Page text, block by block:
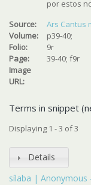
por estos
Source:
Ars Cantus
Volume:
p39-40;
Folio:
9r
Page:
39-40; f9r
Image
URL:
Terms in snippet
Displaying 1 - 3 of 3
Details
sílaba | Anonymous